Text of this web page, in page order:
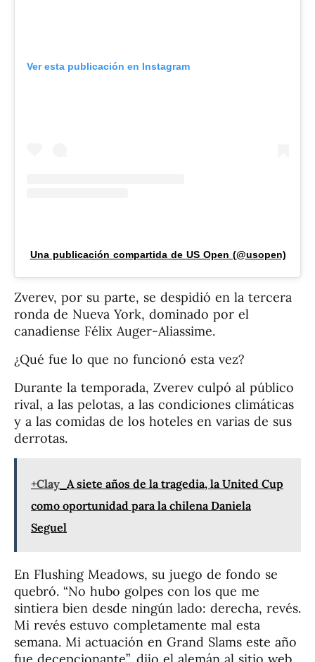
Ver esta publicación en Instagram
Una publicación compartida de US Open (@usopen)
Zverev, por su parte, se despidió en la tercera
ronda de Nueva York, dominado por el
canadiense Félix Auger-Aliassime.
¿Qué fue lo que no funcionó esta vez?
Durante la temporada, Zverev culpó al público
rival, a las pelotas, a las condiciones climáticas
y a las comidas de los hoteles en varias de sus
derrotas.
+Clay A siete años de la tragedia, la United Cup
como oportunidad para la chilena Daniela
Seguel
En Flushing Meadows, su juego de fondo se
quebró. “No hubo golpes con los que me
sintiera bien desde ningún lado: derecha, revés.
Mi revés estuvo completamente mal esta
semana. Mi actuación en Grand Slams este año